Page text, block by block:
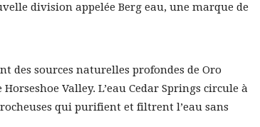
division appelée Berg eau, une marque de
des sources naturelles profondes de Oro
Valley. L’eau Cedar Springs circule à
qui purifient et filtrent l’eau sans